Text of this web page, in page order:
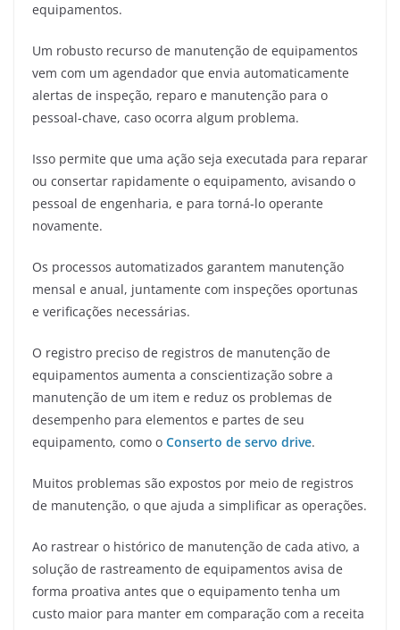
equipamentos.
Um robusto recurso de manutenção de equipamentos
vem com um agendador que envia automaticamente
alertas de inspeção, reparo e manutenção para o
pessoal-chave, caso ocorra algum problema.
Isso permite que uma ação seja executada para reparar
ou consertar rapidamente o equipamento, avisando o
pessoal de engenharia, e para torná-lo operante
novamente.
Os processos automatizados garantem manutenção
mensal e anual, juntamente com inspeções oportunas
e verificações necessárias.
O registro preciso de registros de manutenção de
equipamentos aumenta a conscientização sobre a
manutenção de um item e reduz os problemas de
desempenho para elementos e partes de seu
equipamento, como o Conserto de servo drive.
Muitos problemas são expostos por meio de registros
de manutenção, o que ajuda a simplificar as operações.
Ao rastrear o histórico de manutenção de cada ativo, a
solução de rastreamento de equipamentos avisa de
forma proativa antes que o equipamento tenha um
custo maior para manter em comparação com a receita